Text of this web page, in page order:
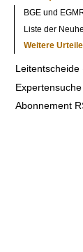
BGE und
Liste der
Weitere
Leitentscheide
Abonnement